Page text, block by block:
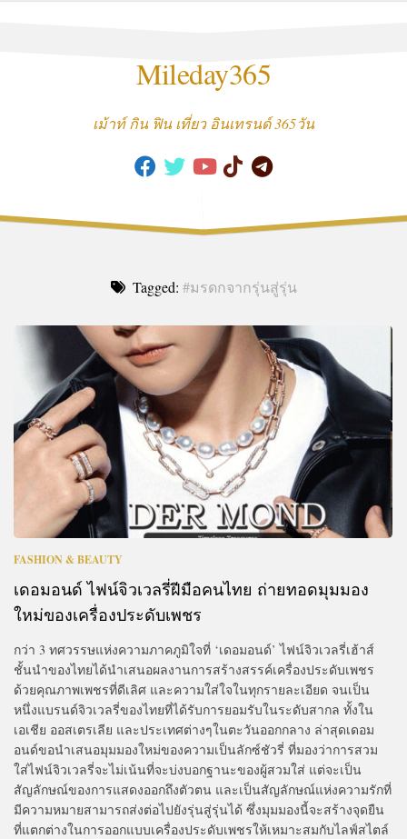
Mileday365
เม้าท์ กิน ฟิน เที่ยว อินเทรนด์ 365วัน
Tagged: #มรดกจากรุ่นสู่รุ่น
FASHION & BEAUTY
เดอมอนด์ ไฟน์จิวเวลรี่ฝีมือคนไทย ถ่ายทอดมุมมอง
ใหม่ของเครื่องประดับเพชร
กว่า 3 ทศวรรษแห่งความภาคภูมิใจที่ ‘เดอมอนด์’ ไฟน์จิวเวลรี่เฮ้าส์
ชั้นนำของไทยได้นำเสนอผลงานการสร้างสรรค์เครื่องประดับเพชร
ด้วยคุณภาพเพชรที่ดีเลิศ และความใส่ใจในทุกรายละเอียด จนเป็น
หนึ่งแบรนด์จิวเวลรี่ของไทยที่ได้รับการยอมรับในระดับสากล ทั้งใน
เอเชีย ออสเตรเลีย และประเทศต่างๆในตะวันออกกลาง ล่าสุดเดอม
อนด์ขอนำเสนอมุมมองใหม่ของความเป็นลักซ์ชัวรี่ ที่มองว่าการสวม
ใส่ไฟน์จิวเวลรี่จะไม่เน้นที่จะบ่งบอกฐานะของผู้สวมใส่ แต่จะเป็น
สัญลักษณ์ของการแสดงออกถึงตัวตน และเป็นสัญลักษณ์แห่งความรักที่
มีความหมายสามารถส่งต่อไปยังรุ่นสู่รุ่นได้ ซึ่งมุมมองนี้จะสร้างจุดยืน
ที่แตกต่างในการออกแบบเครื่องประดับเพชรให้เหมาะสมกับไลฟ์สไตล์